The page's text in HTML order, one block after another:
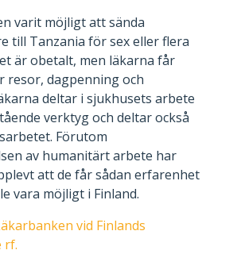
varit möjligt att sända
till Tanzania för sex eller flera
är obetalt, men läkarna får
resor, dagpenning och
deltar i sjukhusets arbete
verktyg och deltar också
Förutom
av humanitärt arbete har
att de får sådan erfarenhet
vara möjligt i Finland.
vid Finlands
rf.